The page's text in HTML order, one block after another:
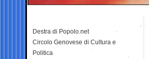
Destra di Popolo.net
Circolo Genovese di Cultura e
Politica